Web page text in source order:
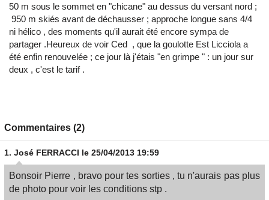
50 m sous le sommet en "chicane" au dessus du versant nord ;
950 m skiés avant de déchausser ; approche longue sans 4/4
ni hélico , des moments qu'il aurait été encore sympa de
partager .Heureux de voir Ced , que la goulotte Est Licciola a
été enfin renouvelée ; ce jour là j'étais "en grimpe " : un jour sur
deux , c'est le tarif .
Commentaires (2)
1. José FERRACCI le 25/04/2013 19:59
Bonsoir Pierre , bravo pour tes sorties , tu n'aurais pas plus
de photo pour voir les conditions stp .